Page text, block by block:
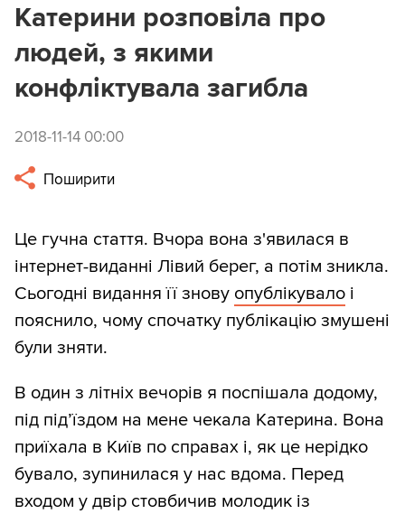
Катерини розповіла про
людей, з якими
конфліктувала загибла
2018-11-14 00:00
Поширити
Це гучна стаття. Вчора вона з'явилася в
інтернет-виданні Лівий берег, а потім зникла.
Сьогодні видання її знову опублікувало і
пояснило, чому спочатку публікацію змушені
були зняти.
В один з літніх вечорів я поспішала додому,
під під’їздом на мене чекала Катерина. Вона
приїхала в Київ по справах і, як це нерідко
бувало, зупинилася у нас вдома. Перед
входом у двір стовбичив молодик із